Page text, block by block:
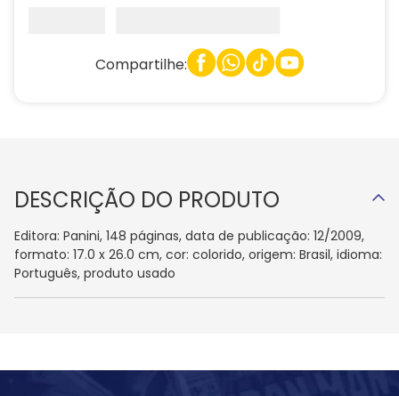
Compartilhe:
DESCRIÇÃO DO PRODUTO
Editora: Panini, 148 páginas, data de publicação: 12/2009,
formato: 17.0 x 26.0 cm, cor: colorido, origem: Brasil, idioma:
Português, produto usado